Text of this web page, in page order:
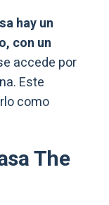
hay un
con un
accede por
Este
como
The